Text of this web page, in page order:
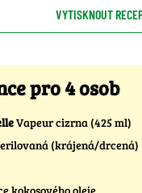
VYTISKNOUT
pro 4 osob
Vapeur cizrna (425 ml)
(krájená/drcená)